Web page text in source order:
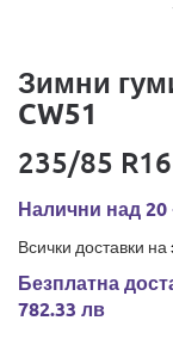
Зимни
CW51
235/85 R16
Налични над 20
Всички доставки на
Безплатна
782.33 лв